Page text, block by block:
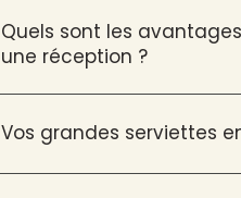
Quels sont les
une réception ?
Vos grandes serviettes